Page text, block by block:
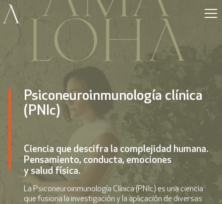
Psiconeuroinmunología clínica
(PNIc)
Ciencia que descifra la complejidad humana.
Pensamiento, conducta, emociones
y salud física.
La Psiconeuroinmunología Clínica(PNIc) es una ciencia
que fusiona la investigación y la aplicación de diversas